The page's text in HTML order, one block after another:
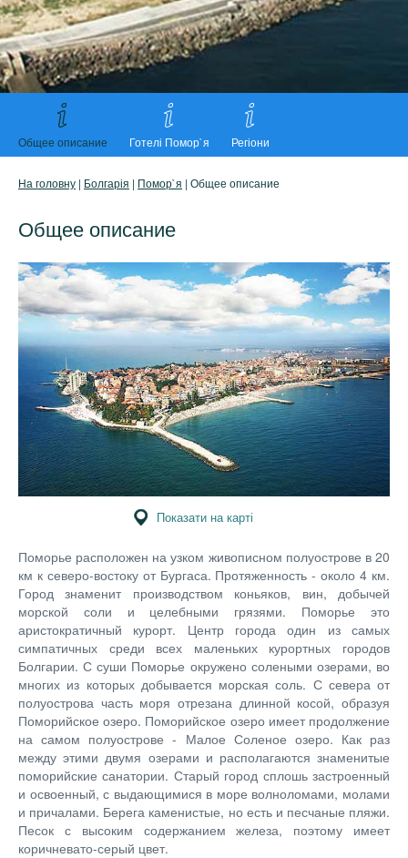
Общее описание Готелі Помор`я Регіони
На головну | Болгарія | Помор`я | Общее описание
Общее описание
Показати на карті
Поморье расположен на узком живописном полуострове в 20
км к северо-востоку от Бургаса. Протяженность - около 4 км.
Город знаменит производством коньяков, вин, добычей
морской соли и целебными грязями. Поморье это
аристократичный курорт. Центр города один из самых
симпатичных среди всех маленьких курортных городов
Болгарии. С суши Поморье окружено солеными озерами, во
многих из которых добывается морская соль. С севера от
полуострова часть моря отрезана длинной косой, образуя
Поморийское озеро. Поморийское озеро имеет продолжение
на самом полуострове - Малое Соленое озеро. Как раз
между этими двумя озерами и располагаются знаменитые
поморийские санатории. Старый город сплошь застроенный
и освоенный, с выдающимися в море волноломами, молами
и причалами. Берега каменистые, но есть и песчаные пляжи.
Песок с высоким содержанием железа, поэтому имеет
коричневато-серый цвет.